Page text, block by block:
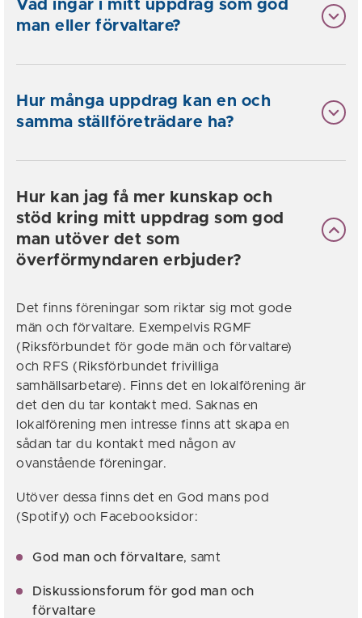
Vad ingår i mitt uppdrag som god
man eller förvaltare?
Hur många uppdrag kan en och
samma ställföreträdare ha?
Hur kan jag få mer kunskap och
stöd kring mitt uppdrag som god
man utöver det som
överförmyndaren erbjuder?
Det finns föreningar som riktar sig mot gode
män och förvaltare. Exempelvis RGMF
(Riksförbundet för gode män och förvaltare)
och RFS (Riksförbundet frivilliga
samhällsarbetare). Finns det en lokalförening är
det den du tar kontakt med. Saknas en
lokalförening men intresse finns att skapa en
sådan tar du kontakt med någon av
ovanstående föreningar.
Utöver dessa finns det en God mans pod
(Spotify) och Facebooksidor:
God man och förvaltare, samt
Diskussionsforum för god man och
förvaltare